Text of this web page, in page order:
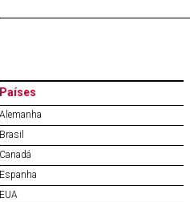
Países
Alemanha
Brasil
Canadá
Espanha
EUA